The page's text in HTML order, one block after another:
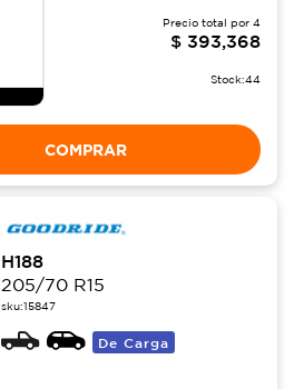
Precio total por 4
$ 393,368
Stock:44
COMPRAR
H188
205/70 R15
sku:15847
De Carga